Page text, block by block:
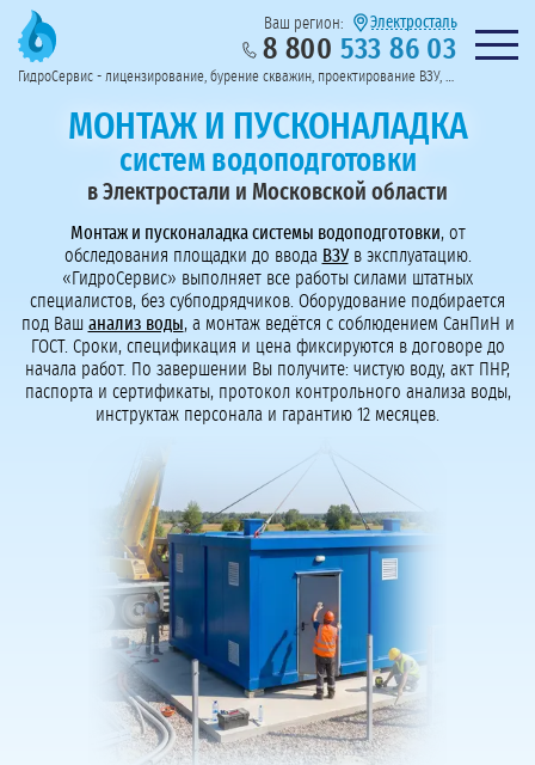
Предоставим полный пакет документов
Пригласить в тендер
Колл-центр на связи с 9:00 до 19:00
Перезвоните мне!
Ваш регион: Электросталь
8 800 533 86 03 Нужна
ГидроСервис - лицензирование, бурение скважин, проектирование ВЗУ, системы водоподготовки
МОНТАЖ И ПУСКОНАЛАДКА
систем водоподготовки
в Электростали и Московской области
Монтаж и пусконаладка системы водоподготовки, от
обследования площадки до ввода ВЗУв эксплуатацию.
«ГидроСервис» выполняет все работы силами штатных
специалистов, без субподрядчиков. Оборудование подбирается
под Ваш анализ воды, а монтаж ведётся с соблюдением СанПиН и
ГОСТ. Сроки, спецификация и цена фиксируются в договоре до
начала работ. По завершении Вы получите: чистую воду, акт ПНР,
паспорта и сертификаты, протокол контрольного анализа воды,
инструктаж персонала и гарантию 12 месяцев.